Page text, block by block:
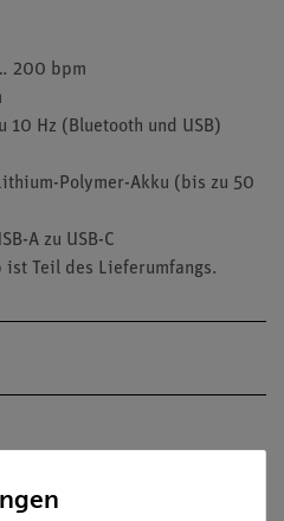
200 bpm
10 Hz (Bluetooth und USB)
Polymer-Akku (bis zu 50
A zu USB-C
ist Teil des Lieferumfangs.